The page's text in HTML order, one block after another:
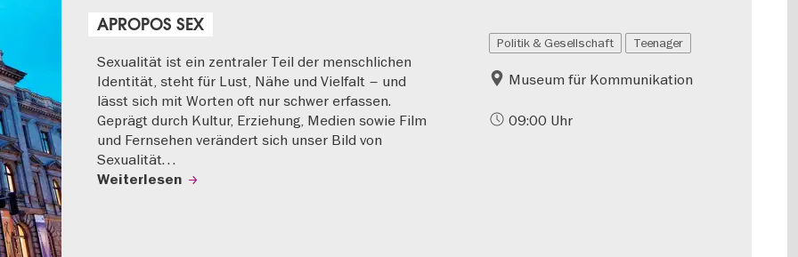
APROPOS SEX
Sexualität ist ein zentraler Teil der menschlichen
Identität, steht für Lust, Nähe und Vielfalt – und
lässt sich mit Worten oft nur schwer erfassen.
Geprägt durch Kultur, Erziehung, Medien sowie Film
und Fernsehen verändert sich unser Bild von
Sexualität…
Weiterlesen
Politik & Gesellschaft Teenager
Museum für Kommunikation
09:00 Uhr